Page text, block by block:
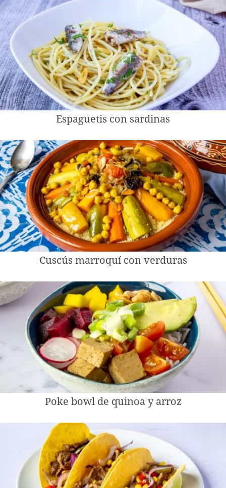
Espaguetis con sardinas
Cuscús marroquí con verduras
Poke bowl de quinoa y arroz